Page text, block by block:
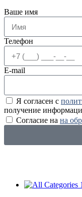
Ваше имя
Телефон
E-mail
Я согласен с
получение
Согласие на на